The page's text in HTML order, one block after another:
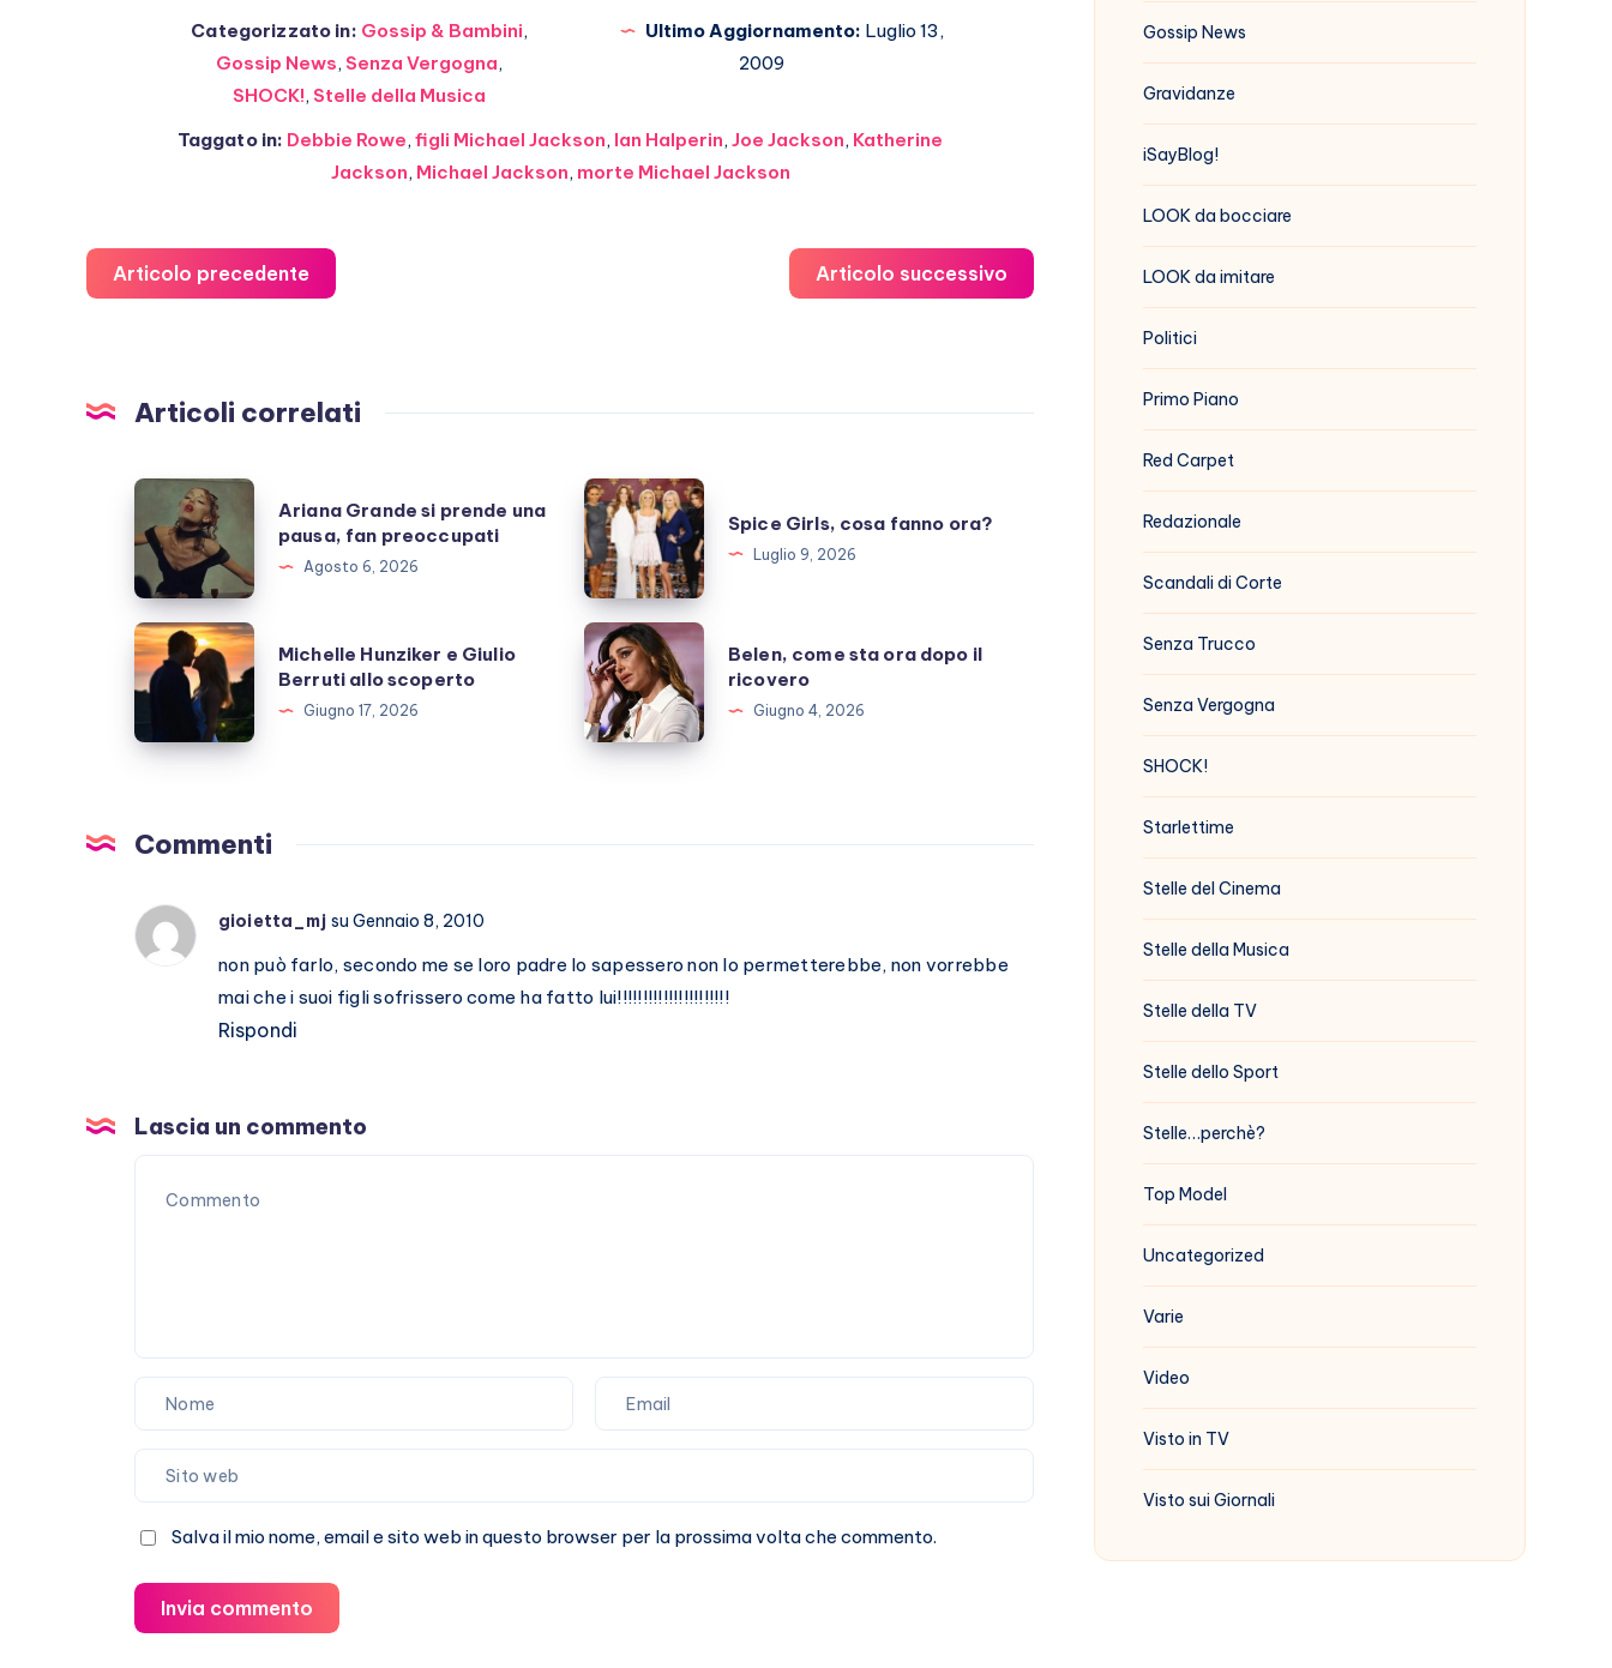
Categorizzato in: Gossip & Bambini,
Gossip News, Senza Vergogna,
SHOCK!, Stelle della Musica
Ultimo Aggiornamento: Luglio 13,
2009
Taggato in: Debbie Rowe,figli Michael Jackson, Ian Halperin,Joe Jackson, Katherine
Jackson, Michael Jackson, morte Michael Jackson
Articolo precedente Articolo successivo
Articoli correlati
Ariana
Grande
prende
una
pausa,
fan
preoccupati
Ariana Grande si prende una
pausa, fan preoccupati
Agosto 6, 2026
Spice
Girls,
cosa
fanno
ora?
Spice Girls, cosa fanno ora?
Luglio 9, 2026
Michelle
Hunziker
Giulio
scoperto
Michelle Hunziker e Giulio
Berruti allo scoperto
Giugno 17, 2026
Belen,
come
sta
ora
ricovero
Belen, come sta ora dopo il
ricovero
Giugno 4, 2026
Commenti
gioietta_mj su Gennaio 8, 2010
non può farlo, secondo me se loro padre lo sapessero non lo permetterebbe, non vorrebbe
mai che i suoi figli sofrissero come ha fatto lui!!!!!!!!!!!!!!!!!!!!!!
Rispondi
Lascia un commento
Salva il mio nome, email e sito web in questo browser per la prossima volta che commento.
Invia commento
Gossip News
Gravidanze
iSayBlog!
LOOK da bocciare
LOOK da imitare
Politici
Primo Piano
Red Carpet
Redazionale
Scandali di Corte
Senza Trucco
Senza Vergogna
SHOCK!
Starlettime
Stelle del Cinema
Stelle della Musica
Stelle della TV
Stelle dello Sport
Stelle…perchè?
Top Model
Uncategorized
Varie
Video
Visto in TV
Visto sui Giornali